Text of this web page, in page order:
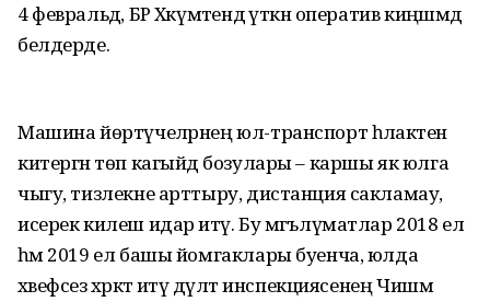
4 февральдә, БР Хәкүмәтендә үткән оператив киңәшмәдә
белдерде.
Машина йөртүчеләрнең юл-транспорт һәлакәтенә
китергән төп кагыйдә бозулары – каршы як юлга
чыгу, тизлекне арттыру, дистанция сакламау,
исерек килеш идарә итү. Бу мәгълүматлар 2018 ел
һәм 2019 ел башы йомгаклары буенча, юлда
хәвефсез хәрәкәт итү дәүләт инспекциясенең Чишмә